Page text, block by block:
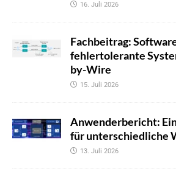
16. Juli 2026
Fachbeitrag:
fehlertolerante
by-Wire
15. Juli 2026
Anwenderbericht:
für unterschiedliche
13. Juli 2026